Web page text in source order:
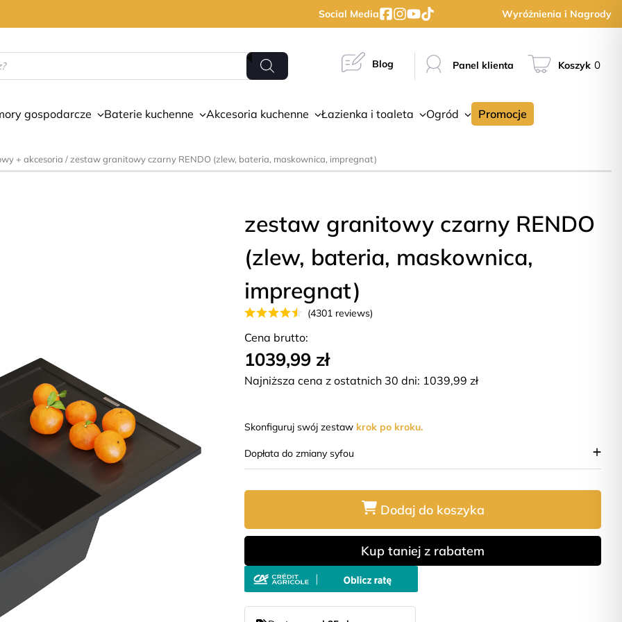
Social Media Wyróżnienia i Nagrody
Blog Panel klienta Koszyk 0
gospodarcze Baterie kuchenne Akcesoria kuchenne Łazienka i toaleta Ogród Promocje
+ akcesoria / zestaw granitowy czarny RENDO (zlew, bateria, maskownica, impregnat)
zestaw granitowy czarny RENDO
(zlew, bateria, maskownica,
impregnat)
(4301 reviews)
Cena brutto:
1039,99 zł
Najniższa cena z ostatnich 30 dni: 1039,99zł
Skonfiguruj swój zestaw krok po kroku.
Dopłata do zmiany syfou
Dodaj do koszyka
Kup taniej z rabatem